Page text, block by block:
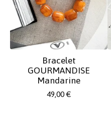
Bracelet
GOURMANDISE
Mandarine
49,00 €